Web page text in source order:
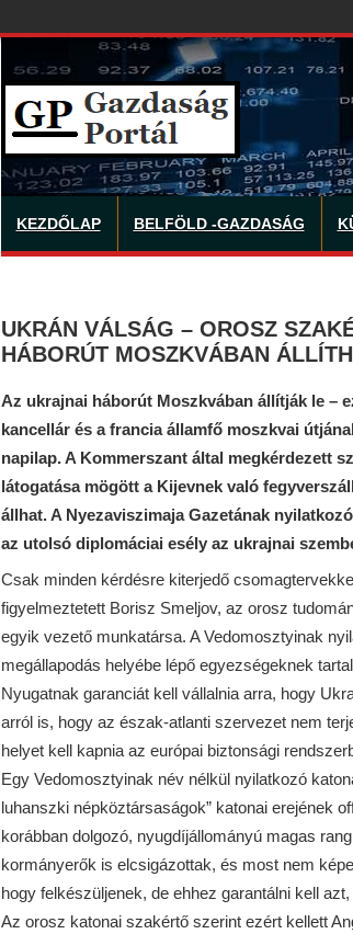
KEZDŐLAP BELFÖLD -GAZDASÁG
UKRÁN VÁLSÁG – OROSZ
HÁBORÚT MOSZKVÁBAN
Az ukrajnai háborút Moszkvában állítják le –
kancellár és a francia államfő moszkvai
napilap. A Kommerszant által megkérdezett
látogatása mögött a Kijevnek való
állhat. A Nyezaviszimaja Gazetának
az utolsó diplomáciai esély az ukrajnai
Csak minden kérdésre kiterjedő
figyelmeztetett Borisz Smeljov, az orosz
egyik vezető munkatársa. A Vedomosztyinak
megállapodás helyébe lépő egyezségeknek
Nyugatnak garanciát kell vállalnia arra, hogy
arról is, hogy az észak-atlanti szervezet nem
helyet kell kapnia az európai biztonsági
Egy Vedomosztyinak név nélkül nyilatkozó
luhanszki népköztársaságok” katonai erejének
korábban dolgozó, nyugdíjállományú magas
kormányerők is elcsigázottak, és most nem
hogy felkészüljenek, de ehhez garantálni kell
Az orosz katonai szakértő szerint ezért kellett